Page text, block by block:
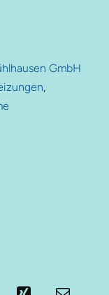
GmbH
,